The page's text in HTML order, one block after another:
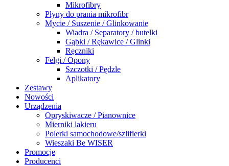
Mikrofibry
Płyny do prania mikrofibr
Mycie / Suszenie / Glinkowanie
Wiadra / Separatory / butelki
Gąbki / Rękawice / Glinki
Ręczniki
Felgi / Opony
Szczotki / Pędzle
Aplikatory
Zestawy
Nowości
Urządzenia
Opryskiwacze / Pianownice
Mierniki lakieru
Polerki samochodowe/szlifierki
Wieszaki Be WISER
Promocje
Producenci